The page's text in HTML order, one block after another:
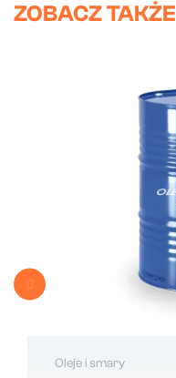
ZOBACZ TAKŻE
Oleje i smary